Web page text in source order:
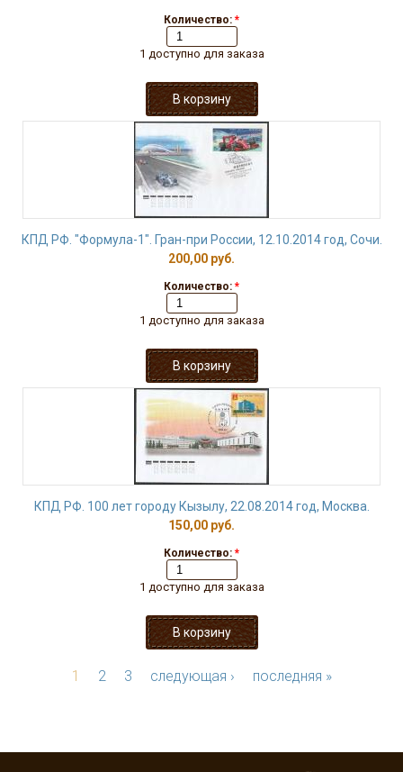
Количество: *
1 доступно для заказа
КПД РФ. "Формула-1". Гран-при России, 12.10.2014 год, Сочи.
200,00 руб.
Количество: *
1 доступно для заказа
КПД РФ. 100 лет городу Кызылу, 22.08.2014 год, Москва.
150,00 руб.
Количество: *
1 доступно для заказа
1 2 3 следующая › последняя »